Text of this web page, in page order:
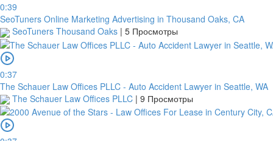
0:39
SeoTuners Online Marketing Advertising in Thousand Oaks, CA
SeoTuners Thousand Oaks | 5 Просмотры
0:37
The Schauer Law Offices PLLC - Auto Accident Lawyer in Seattle, WA
The Schauer Law Offices PLLC | 9 Просмотры